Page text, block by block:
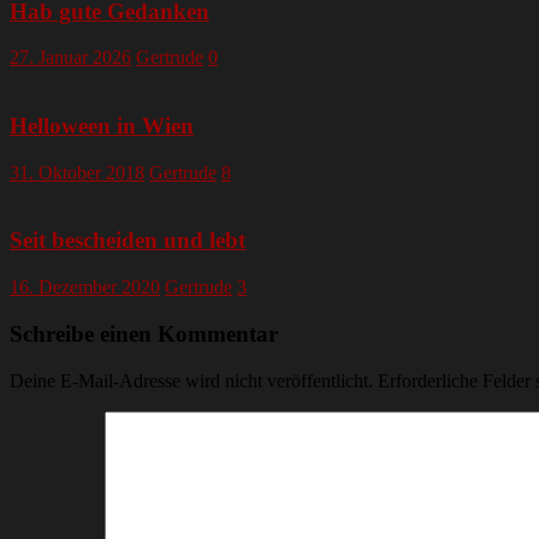
Hab gute Gedanken
27. Januar 2026 Gertrude 0
Helloween in Wien
31. Oktober 2018 Gertrude 8
Seit bescheiden und lebt
16. Dezember 2020 Gertrude 3
Schreibe einen Kommentar
Deine E-Mail-Adresse wird nicht veröffentlicht. Erforderliche Felder